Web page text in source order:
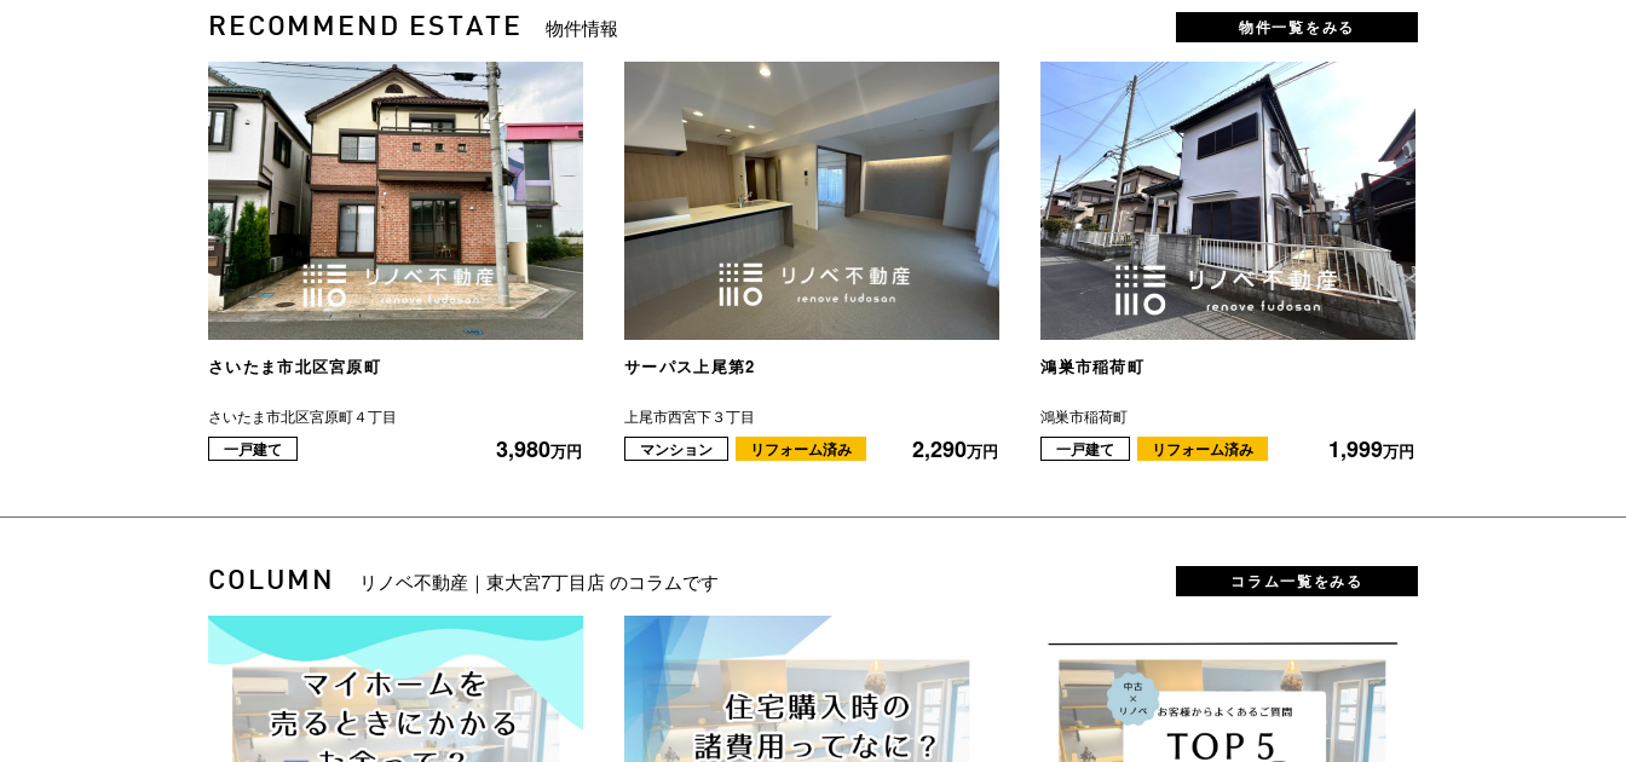
RECOMMEND ESTATE 物件情報 物件一覧をみる
さいたま市北区宮原町
さいたま市北区宮原町４丁目
一戸建て 3,980万円
サーパス上尾第2
上尾市西宮下３丁目
マンション リフォーム済み 2,290万円
鴻巣市稲荷町
鴻巣市稲荷町
一戸建て リフォーム済み 1,999万円
COLUMN リノベ不動産｜東大宮7丁目店 のコラムです コラム一覧をみる